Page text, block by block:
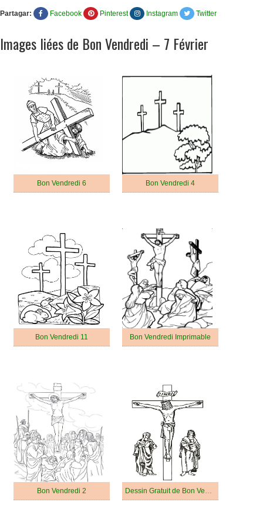
Partagar: Facebook Pinterest Instagram Twitter
Images liées de Bon Vendredi – 7 Février
Bon Vendredi 6 Bon Vendredi 4
Bon Vendredi 11 Bon Vendredi Imprimable
Bon Vendredi 2 Dessin Gratuit de Bon Vendredi